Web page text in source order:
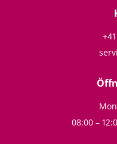
08:00 –